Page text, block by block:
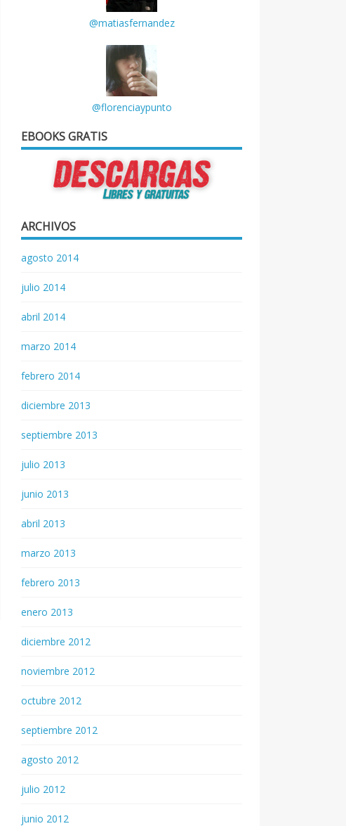
@matiasfernandez
@florenciaypunto
EBOOKS GRATIS
ARCHIVOS
agosto 2014
julio 2014
abril 2014
marzo 2014
febrero 2014
diciembre 2013
septiembre 2013
julio 2013
junio 2013
abril 2013
marzo 2013
febrero 2013
enero 2013
diciembre 2012
noviembre 2012
octubre 2012
septiembre 2012
agosto 2012
julio 2012
junio 2012